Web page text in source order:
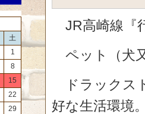
JR高崎線『
ペット（犬
ドラックス
好な生活環境
土
1
8
15
22
29